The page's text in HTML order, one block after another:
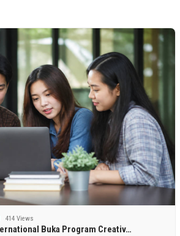
414 Views
Buka Program Creativ…